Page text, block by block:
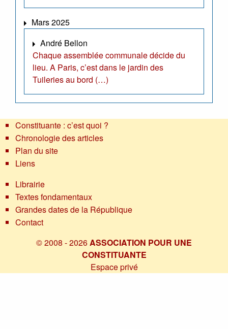
Mars 2025
André Bellon
Chaque assemblée communale décide du
lieu. A Paris, c’est dans le jardin des
Tuileries au bord (…)
Constituante : c’est quoi ?
Chronologie des articles
Plan du site
Liens
Librairie
Textes fondamentaux
Grandes dates de la République
Contact
© 2008 - 2026ASSOCIATION POUR UNE
CONSTITUANTE
Espace privé